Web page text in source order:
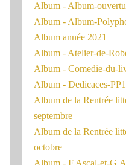
Album - Album-
Album - Album-
Album année 2021
Album - Atelier-de-
Album - Comedie-du-
Album - Dedicaces-
Album de la Rentrée
septembre
Album de la Rentrée
octobre
Album - F.Ascal-et-